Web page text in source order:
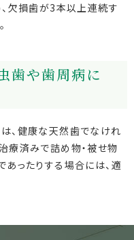
、欠損歯が3本以上連続す
歯や歯周病に
、健康な天然歯でなけれ
療済みで詰め物・被せ物
あったりする場合には、適